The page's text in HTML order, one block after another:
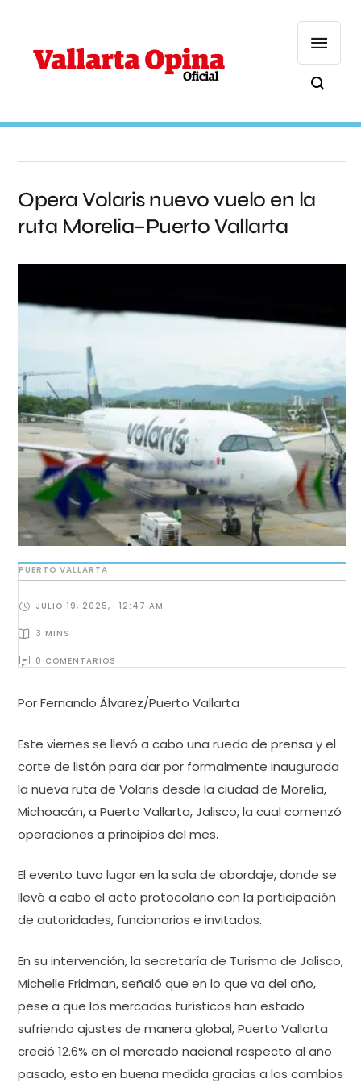
Opera Volaris nuevo vuelo en la
ruta Morelia–Puerto Vallarta
PUERTO VALLARTA
JULIO 19, 2025, 12:47 AM
3 MINS
0 COMENTARIOS
Por Fernando Álvarez/Puerto Vallarta
Este viernes se llevó a cabo una rueda de prensa y el
corte de listón para dar por formalmente inaugurada
la nueva ruta de Volaris desde la ciudad de Morelia,
Michoacán, a Puerto Vallarta, Jalisco, la cual comenzó
operaciones a principios del mes.
El evento tuvo lugar en la sala de abordaje, donde se
llevó a cabo el acto protocolario con la participación
de autoridades, funcionarios e invitados.
En su intervención, la secretaría de Turismo de Jalisco,
Michelle Fridman, señaló que en lo que va del año,
pese a que los mercados turísticos han estado
sufriendo ajustes de manera global, Puerto Vallarta
creció 12.6% en el mercado nacional respecto al año
pasado, esto en buena medida gracias a los cambios